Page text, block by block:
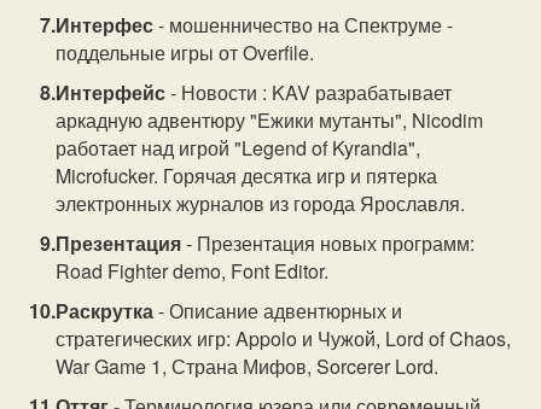
Интерфес- мошенничество на Спектруме -
поддельные игры от Overfile.
Интерфейс- Новости : KAV разрабатывает
аркадную адвентюру "Ежики мутанты", Nicodim
работает над игрой "Legend of Kyrandia",
Microfucker. Горячая десятка игр и пятерка
электронных журналов из города Ярославля.
Презентация- Презентация новых программ:
Road Fighter demo, Font Editor.
Раскрутка- Описание адвентюрных и
стратегических игр: Appolo и Чужой, Lord of Chaos,
War Game 1, Страна Мифов, Sorcerer Lord.